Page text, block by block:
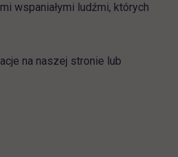
wspaniałymi ludźmi, których
na naszej stronie lub